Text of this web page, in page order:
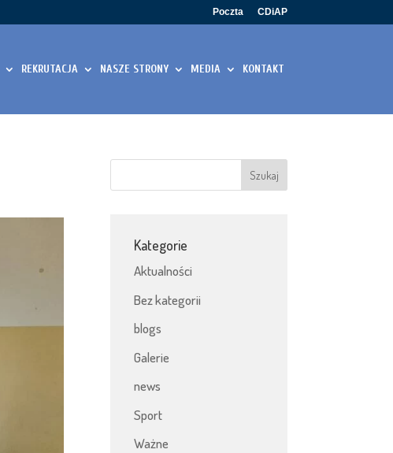
Poczta CDiAP
REKRUTACJA NASZE STRONY MEDIA KONTAKT
Kategorie
Aktualności
Bez kategorii
blogs
Galerie
news
Sport
Ważne